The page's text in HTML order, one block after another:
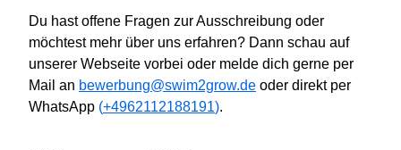
Du hast offene Fragen zur Ausschreibung oder
möchtest mehr über uns erfahren? Dann schau auf
unserer Webseite vorbei oder melde dich gerne per
Mail an bewerbung@swim2grow.de oder direkt per
WhatsApp (+4962112188191).